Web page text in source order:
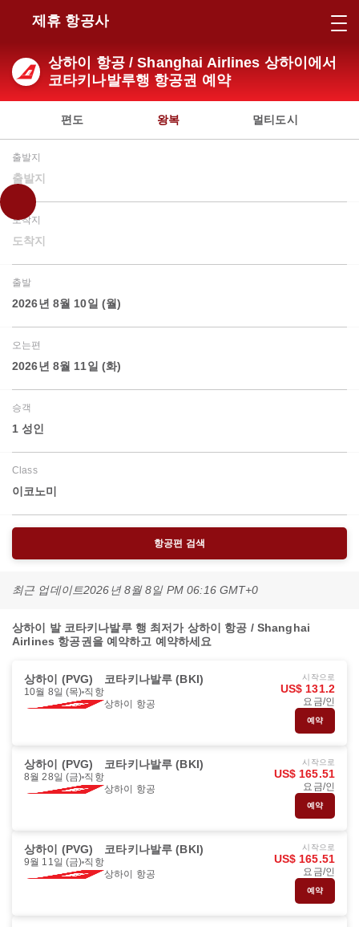
제휴 항공사
상하이 항공 / Shanghai Airlines 상하이에서
코타키나발루행 항공권 예약
편도 왕복 멀티도시
출발지
출발지
도착지
도착지
출발
2026년 8월 10일 (월)
오는편
2026년 8월 11일 (화)
승객
1 성인
Class
이코노미
항공편 검색
최근 업데이트2026년 8월 8일 PM 06:16 GMT+0
상하이 발 코타키나발루 행 최저가 상하이 항공 / Shanghai
Airlines 항공권을 예약하고 예약하세요
상하이 (PVG) 코타키나발루 (BKI)
10월 8일 (목) 직항
상하이 항공
시작으로
US$ 131.2
요금/인
예약
상하이 (PVG) 코타키나발루 (BKI)
8월 28일 (금) 직항
상하이 항공
시작으로
US$ 165.51
요금/인
예약
상하이 (PVG) 코타키나발루 (BKI)
9월 11일 (금) 직항
상하이 항공
시작으로
US$ 165.51
요금/인
예약